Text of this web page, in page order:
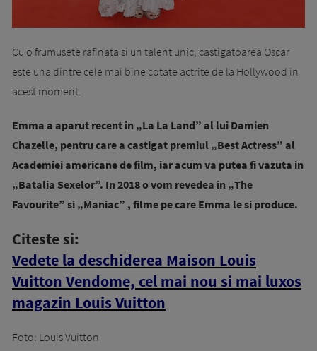
Cu o frumusete rafinata si un talent unic, castigatoarea Oscar
este una dintre cele mai bine cotate actrite de la Hollywood in
acest moment.
Emma a aparut recent in „La La Land” al lui Damien
Chazelle, pentru care a castigat premiul „Best Actress” al
Academiei americane de film, iar acum va putea fi vazuta in
„Batalia Sexelor”. In 2018 o vom revedea in „The
Favourite” si „Maniac” , filme pe care Emma le si produce.
Citeste si:
Vedete la deschiderea Maison Louis
Vuitton Vendome, cel mai nou si mai luxos
magazin Louis Vuitton
Foto: Louis Vuitton